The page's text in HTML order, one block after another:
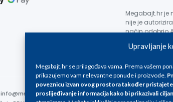
Upravljanje
Megabajt.hr se prilagođava vama. Prema vašem
prikazujemo vam relevantne ponude i proizvode.
poveznicu izvan ovog prostora također
proslijeđivanje informacija kako bi prikazivali
Megabajt.hr je
nije je
način odobrio
Sve cijene su informativnog karaktera i